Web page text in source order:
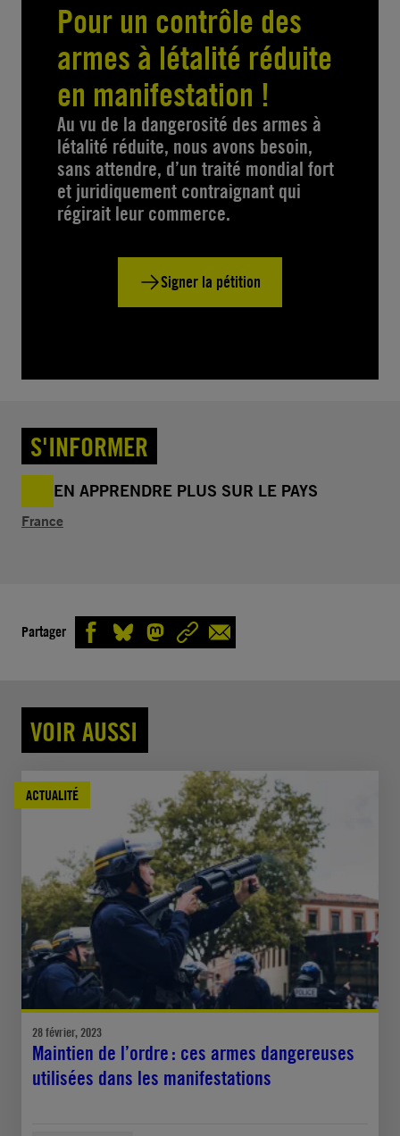
Pour un contrôle des
armes à létalité réduite
en manifestation !
Au vu de la dangerosité des armes à
létalité réduite, nous avons besoin,
sans attendre, d’un traité mondial fort
et juridiquement contraignant qui
régirait leur commerce.
Signer la pétition
S'INFORMER
EN APPRENDRE PLUS SUR LE PAYS
France
Partager
VOIR AUSSI
ACTUALITÉ
28 février, 2023
Maintien de l’ordre : ces armes dangereuses
utilisées dans les manifestations